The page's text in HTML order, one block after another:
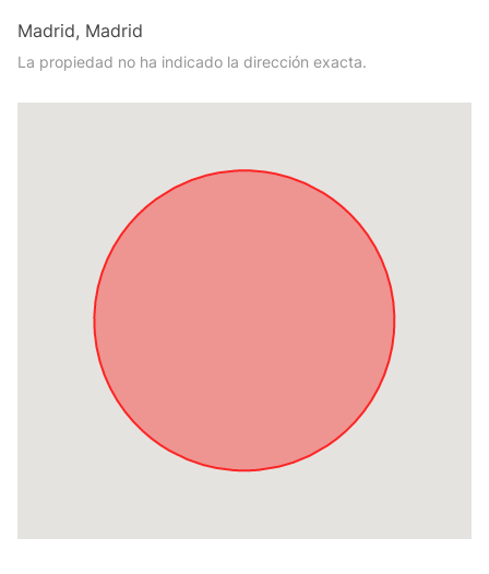
Madrid, Madrid
La propiedad no ha indicado la dirección exacta.